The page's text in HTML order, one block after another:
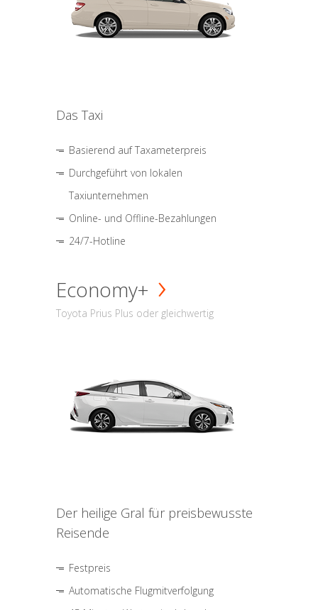
Das Taxi
Basierend auf Taxameterpreis
Durchgeführt von lokalen
Taxiunternehmen
Online- und Offline-Bezahlungen
24/7-Hotline
Economy+
Toyota Prius Plus oder gleichwertig
Der heilige Gral für preisbewusste
Reisende
Festpreis
Automatische Flugmitverfolgung